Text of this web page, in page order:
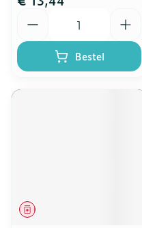
Bestel
Geneesmiddel